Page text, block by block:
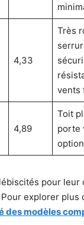
4,33
Très
vents
4,89
Toit
porte
pour leur
explorer plus
des modèles